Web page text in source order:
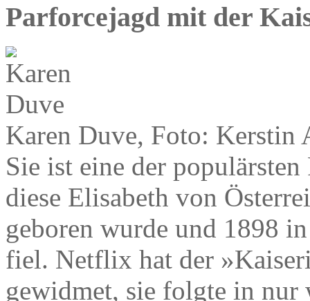
Parforcejagd mit der
Karen Duve, Foto: Kerstin
Sie ist eine der
diese Elisabeth von
geboren wurde und 1898
fiel. Netflix hat der
gewidmet, sie folgte in nur